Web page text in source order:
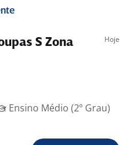
S Zona
Hoje
Ensino Médio (2º Grau)